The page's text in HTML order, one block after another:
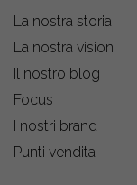
La nostra storia
La nostra vision
Il nostro blog
Focus
I nostri brand
Punti vendita